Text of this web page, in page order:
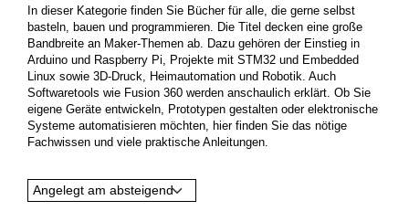
In dieser Kategorie finden Sie Bücher für alle, die gerne selbst
basteln, bauen und programmieren. Die Titel decken eine große
Bandbreite an Maker-Themen ab. Dazu gehören der Einstieg in
Arduino und Raspberry Pi, Projekte mit STM32 und Embedded
Linux sowie 3D-Druck, Heimautomation und Robotik. Auch
Softwaretools wie Fusion 360 werden anschaulich erklärt. Ob Sie
eigene Geräte entwickeln, Prototypen gestalten oder elektronische
Systeme automatisieren möchten, hier finden Sie das nötige
Fachwissen und viele praktische Anleitungen.
Angelegt am absteigend